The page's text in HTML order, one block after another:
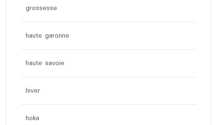
grossesse
haute garonne
haute savoie
hiver
hoka